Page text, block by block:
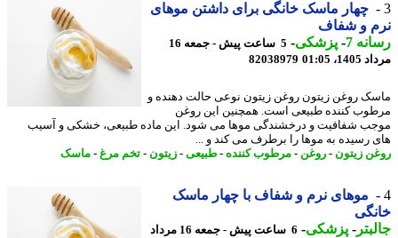
چهار ماسک خانگی برای داشتن موهای
و شفاف
7
-پزشکی-
5 ساعت پیش - جمعه 16
01:05
82038979
روغن زیتون روغن زیتون نوعی حالت دهنده و
کننده طبیعی است. همچنین این روغن
شفافیت و درخشندگی موها می شود. این ماده طبیعی، خشکی و آسیب
رسیده به موها را برطرف می کند و ...
زیتون -روغن -مرطوب کننده-طبیعی-زیتون -تخم مرغ -ماسک
موهای نرم و شفاف با چهار ماسک
-پزشکی-
6 ساعت پیش - جمعه 16 مرداد